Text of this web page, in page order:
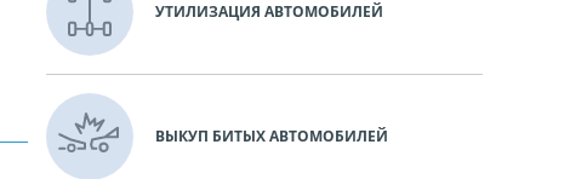
УТИЛИЗАЦИЯ АВТОМОБИЛЕЙ
ВЫКУП БИТЫХ АВТОМОБИЛЕЙ